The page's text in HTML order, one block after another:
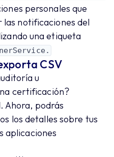
personales que
notificaciones del
una etiqueta
CSV
u
certificación?
Ahora, podrás
los detalles sobre tus
aplicaciones